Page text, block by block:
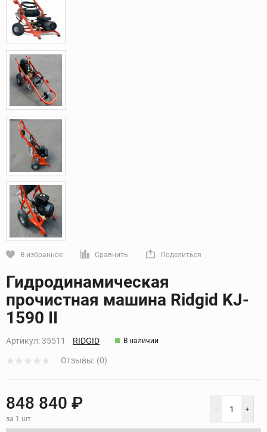
В избранное Сравнить Поделиться
Гидродинамическая
прочистная машина Ridgid KJ-
1590 II
Артикул:35511 RIDGID В наличии
Отзывы: (0)
848 840 ₽
за 1 шт